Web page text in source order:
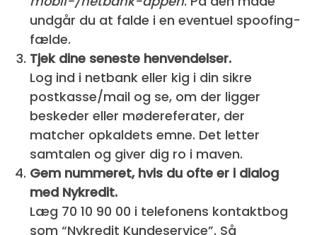
undgår du at falde i en eventuel spoofing-
fælde.
Tjek dine seneste henvendelser.
Log ind i netbank eller kig i din sikre
postkasse/mail og se, om der ligger
beskeder eller mødereferater, der
matcher opkaldets emne. Det letter
samtalen og giver dig ro i maven.
Gem nummeret, hvis du ofte er i dialog
med Nykredit.
Læg 70 10 90 00 i telefonens kontaktbog
som “Nykredit Kundeservice”. Så